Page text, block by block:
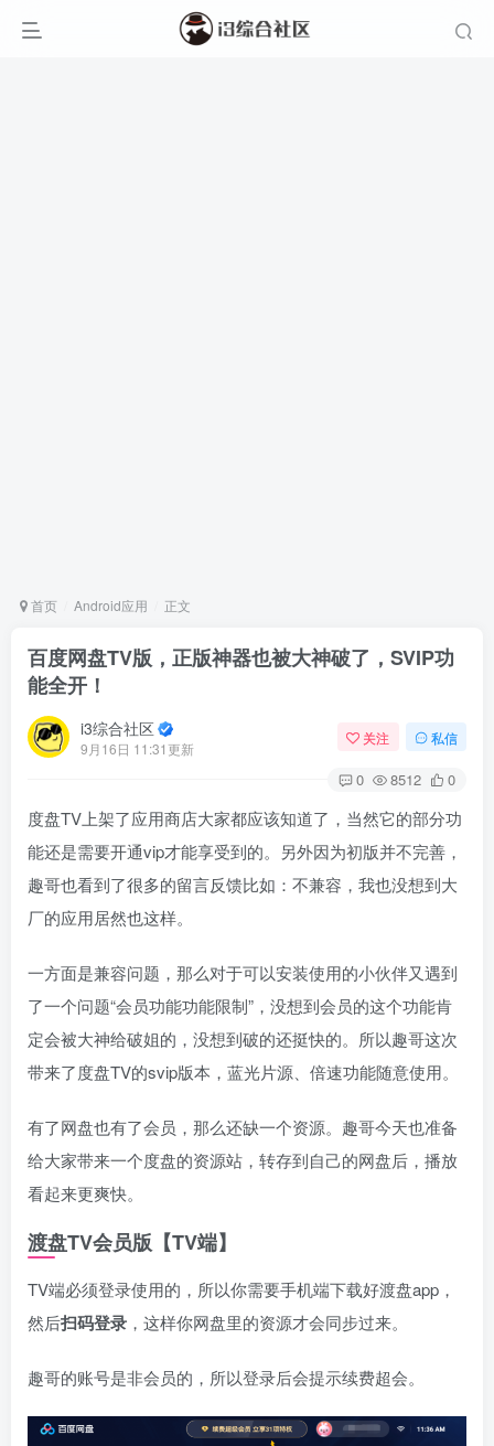
首页 Android应用 正文
百度网盘TV版，正版神器也被大神破了，SVIP功
能全开！
i3综合社区
9月16日 11:31更新
关注 私信
0 8512 0
度盘TV上架了应用商店大家都应该知道了，当然它的部分功
能还是需要开通vip才能享受到的。另外因为初版并不完善，
趣哥也看到了很多的留言反馈比如：不兼容，我也没想到大
厂的应用居然也这样。
一方面是兼容问题，那么对于可以安装使用的小伙伴又遇到
了一个问题“会员功能功能限制”，没想到会员的这个功能肯
定会被大神给破姐的，没想到破的还挺快的。所以趣哥这次
带来了度盘TV的svip版本，蓝光片源、倍速功能随意使用。
有了网盘也有了会员，那么还缺一个资源。趣哥今天也准备
给大家带来一个度盘的资源站，转存到自己的网盘后，播放
看起来更爽快。
渡盘TV会员版【TV端】
TV端必须登录使用的，所以你需要手机端下载好渡盘app，
然后扫码登录 ，这样你网盘里的资源才会同步过来。
趣哥的账号是非会员的，所以登录后会提示续费超会。